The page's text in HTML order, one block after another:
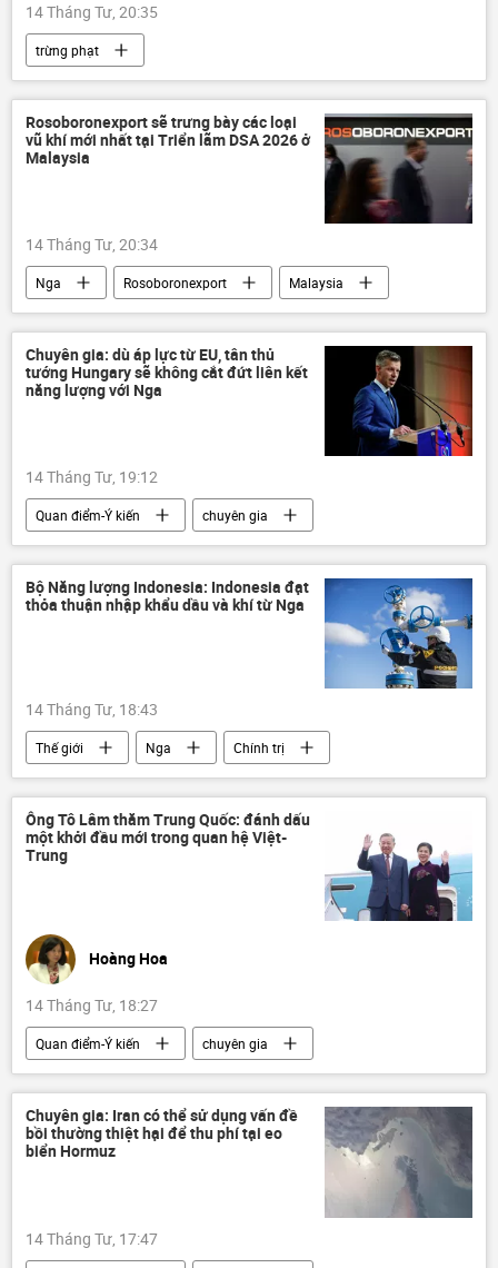
14 Tháng Tư, 20:35
trừng phạt
Các biện pháp trừng phạt chống Nga
dầu mỏ
dầu thô
Philippines
Nga
Hoa Kỳ
Canada
eo biển Hormuz
Rosoboronexport sẽ trưng bày các loại
vũ khí mới nhất tại Triển lãm DSA 2026 ở
Malaysia
14 Tháng Tư, 20:34
Nga Rosoboronexport
Malaysia
Thế giới
mua bán vũ khí
Su-57
"Orlan"
Kalashnikov
Chuyên gia: dù áp lực từ EU, tân thủ
tướng Hungary sẽ không cắt đứt liên kết
năng lượng với Nga
14 Tháng Tư, 19:12
Quan điểm-Ý kiến
chuyên gia
Chính trị
Thế giới
Châu Âu
Nga
Hungary
Viktor Orban
Peter Magyar
Bộ Năng lượng Indonesia: Indonesia đạt
thỏa thuận nhập khẩu dầu và khí từ Nga
14 Tháng Tư, 18:43
Thế giới Nga
Chính trị
Kinh tế
Indonesia
dầu khí
dầu mỏ
giá dầu
dầu thô
khí đốt
năng lượng
nhập khẩu
Ông Tô Lâm thăm Trung Quốc: đánh dấu
một khởi đầu mới trong quan hệ Việt-
Trung
Hoàng Hoa
14 Tháng Tư, 18:27
Quan điểm-Ý kiến
chuyên gia
Tác giả
Tô Lâm
Trung Quốc
Việt Nam
Tập Cận Bình
Chuyên gia: Iran có thể sử dụng vấn đề
bồi thường thiệt hại để thu phí tại eo
biển Hormuz
14 Tháng Tư, 17:47